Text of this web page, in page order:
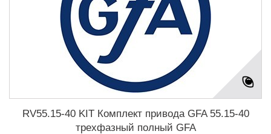
RV55.15-40 KIT Комплект привода GFA 55.15-40
трехфазный полный GFA